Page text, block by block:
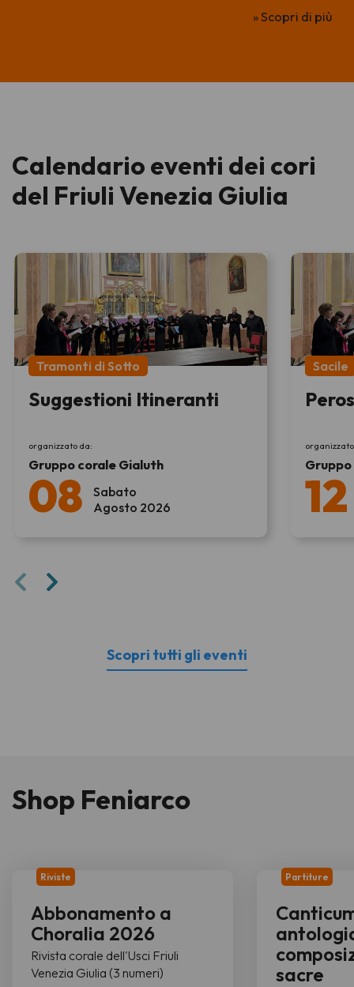
» Scopri di più
Calendario eventi dei cori
del Friuli Venezia Giulia
Sabato
08 Agosto 2026
Tramonti di Sotto
Suggestioni Itineranti
organizzato da:
Gruppo corale Gialuth
12
Sacile
Scopri tutti gli eventi
Shop Feniarco
Riviste
Abbonamento a
Choralia 2026
Rivista corale dell'Usci Friuli
Venezia Giulia (3 numeri)
Partiture
sacre